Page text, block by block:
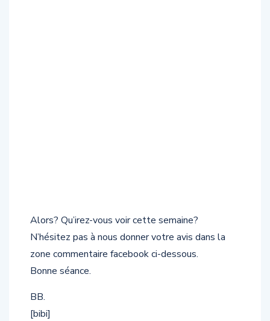
Alors? Qu’irez-vous voir cette semaine?
N’hésitez pas à nous donner votre avis dans la
zone commentaire facebook ci-dessous.
Bonne séance.
BB.
[bibi]